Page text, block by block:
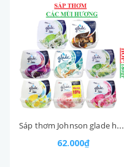
Sáp thơm Johnson glade hộp 180gr
62.000₫